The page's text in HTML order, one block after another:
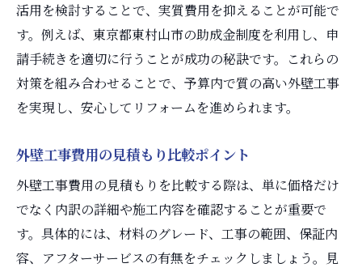
活用を検討することで、実質費用を抑えることが可能で
す。例えば、東京都東村山市の助成金制度を利用し、申
請手続きを適切に行うことが成功の秘訣です。これらの
対策を組み合わせることで、予算内で質の高い外壁工事
を実現し、安心してリフォームを進められます。
外壁工事費用の見積もり比較ポイント
外壁工事費用の見積もりを比較する際は、単に価格だけ
でなく内訳の詳細や施工内容を確認することが重要で
す。具体的には、材料のグレード、工事の範囲、保証内
容、アフターサービスの有無をチェックしましょう。見